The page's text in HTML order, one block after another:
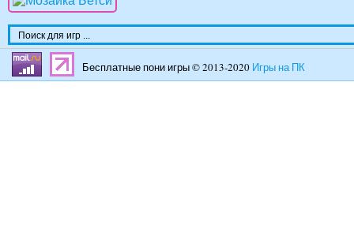
Бесплатные пони игры © 2013-2020 Игры на ПК